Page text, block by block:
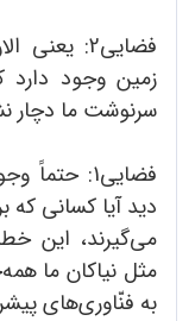
فضایی2:
زمین وجود دارد
سرنوشت ما دچار
فضایی1:
دید آیا کسانی که
می‌گیرند، این
مثل نیاکان ما
به فنّاوری‌های